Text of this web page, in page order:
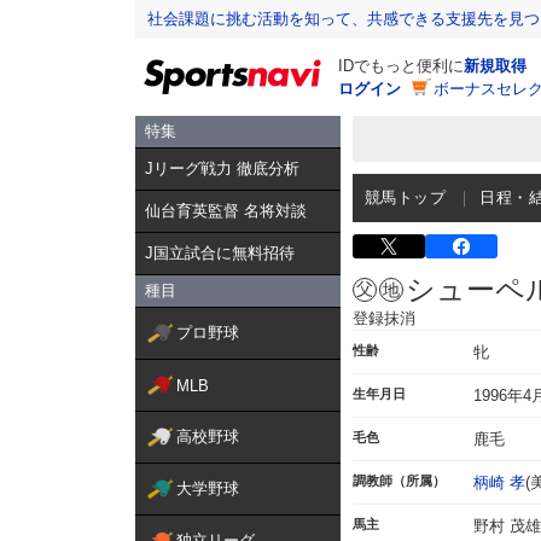
社会課題に挑む活動を知って、共感できる支援先を見
IDでもっと便利に新規取得
ログイン
ボーナスセレ
特集
Jリーグ戦力 徹底分析
仙台育英監督 名将対談
J国立試合に無料招待
種目
プロ野球
MLB
高校野球
大学野球
競馬トップ 日程・
シューペ
登録抹消
性齢 牝
生年月日 1996年4
毛色 鹿毛
調教師（所属） 柄崎 孝(
馬主 野村 茂雄